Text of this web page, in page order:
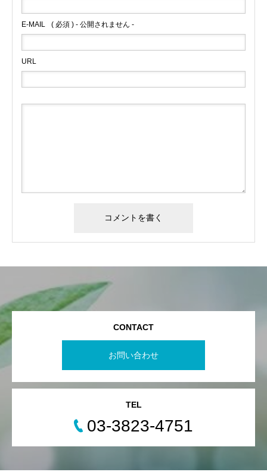
E-MAIL ( 必須 ) - 公開されません -
URL
CONTACT
お問い合わせ
TEL
03-3823-4751